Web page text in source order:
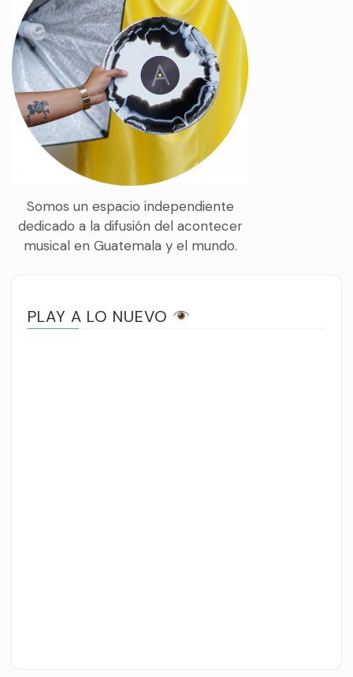
Somos un espacio independiente
dedicado a la difusión del acontecer
musical en Guatemala y el mundo.
PLAY A LO NUEVO